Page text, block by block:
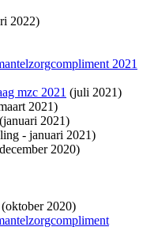
2022)
2021
mzc 2021 (juli 2021)
2021)
(januari 2021)
- januari 2021)
2020)
(oktober 2020)